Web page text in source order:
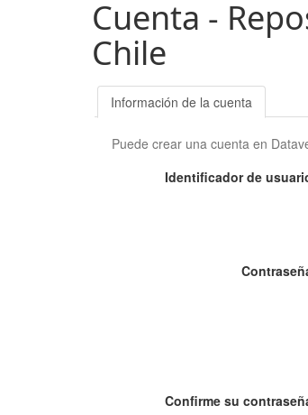
Cuenta -
Chile
Información de la cuenta
Puede crear una cuenta en
Identificador de
Confirme su